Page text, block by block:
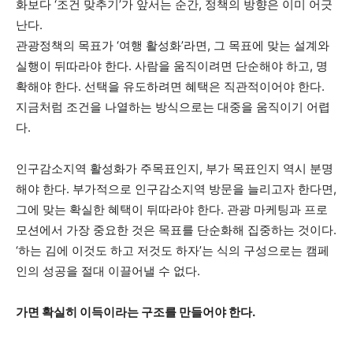
화보다 ‘조건 맞추기’가 앞서는 순간, 정책의 방향은 이미 어긋
난다.
관광정책의 목표가 ‘여행 활성화’라면, 그 목표에 맞는 설계와
실행이 뒤따라야 한다. 사람을 움직이려면 단순해야 하고, 명
확해야 한다. 선택을 유도하려면 혜택은 직관적이어야 한다.
지금처럼 조건을 나열하는 방식으로는 대중을 움직이기 어렵
다.
인구감소지역 활성화가 주목표인지, 부가 목표인지 역시 분명
해야 한다. 부가적으로 인구감소지역 방문을 늘리고자 한다면,
그에 맞는 확실한 혜택이 뒤따라야 한다. 관광 마케팅과 프로
모션에서 가장 중요한 것은 목표를 단순화해 집중하는 것이다.
‘하는 김에 이것도 하고 저것도 하자’는 식의 구성으로는 캠페
인의 성공을 절대 이끌어낼 수 없다.
가면 확실히 이득이라는 구조를 만들어야 한다.